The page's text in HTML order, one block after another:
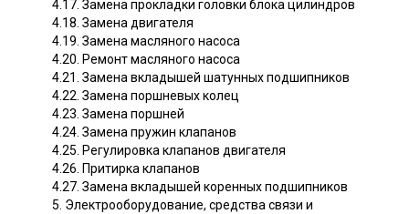
4.17. Замена прокладки головки блока цилиндров
4.18. Замена двигателя
4.19. Замена масляного насоса
4.20. Ремонт масляного насоса
4.21. Замена вкладышей шатунных подшипников
4.22. Замена поршневых колец
4.23. Замена поршней
4.24. Замена пружин клапанов
4.25. Регулировка клапанов двигателя
4.26. Притирка клапанов
4.27. Замена вкладышей коренных подшипников
5. Электрооборудование, средства связи и